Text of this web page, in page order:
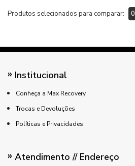
Produtos selecionados para comparar: 0
Institucional
Conheça a Max Recovery
Trocas e Devoluções
Políticas e Privacidades
Atendimento // Endereço